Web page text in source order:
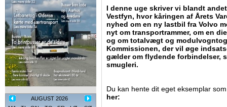
AUGUST 2026
I denne uge skriver vi blandt
Vestfyn, hvor kåringen af Årets
nyhed om en ny lastbil fra Volvo
nyt om transportrammer, om en
og om totalvægt og
Kommissionen, der vil øge
gælder om flydende forbindelser,
smugleri.
Du kan hente dit eget eksemplar
her: